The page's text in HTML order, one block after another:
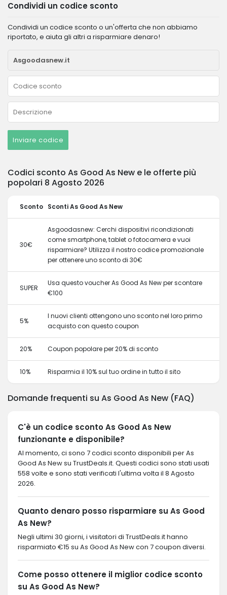
Condividi un codice sconto
Condividi un codice sconto o un'offerta che non abbiamo
riportato, e aiuta gli altri a risparmiare denaro!
Inviare codice
Codici sconto As Good As New e le offerte più
popolari 8 Agosto 2026
Sconto Sconti As Good As New
30€
Asgoodasnew: Cerchi dispositivi ricondizionati
come smartphone, tablet o fotocamera e vuoi
risparmiare? Utilizza il nostro codice promozionale
per ottenere uno sconto di 30€
SUPER
Usa questo voucher As Good As New per scontare
€100
5%
I nuovi clienti ottengono uno sconto nel loro primo
acquisto con questo coupon
20% Coupon popolare per 20% di sconto
10% Risparmia il 10% sul tuo ordine in tutto il sito
Domande frequenti su As Good As New (FAQ)
C'è un codice sconto As Good As New
funzionante e disponibile?
Al momento, ci sono 7 codici sconto disponibili per As
Good As New su TrustDeals.it. Questi codici sono stati usati
558 volte e sono stati verificati l'ultima volta il 8 Agosto
2026.
Quanto denaro posso risparmiare su As Good
As New?
Negli ultimi 30 giorni, i visitatori di TrustDeals.it hanno
risparmiato €15 su As Good As New con 7 coupon diversi.
Come posso ottenere il miglior codice sconto
su As Good As New?